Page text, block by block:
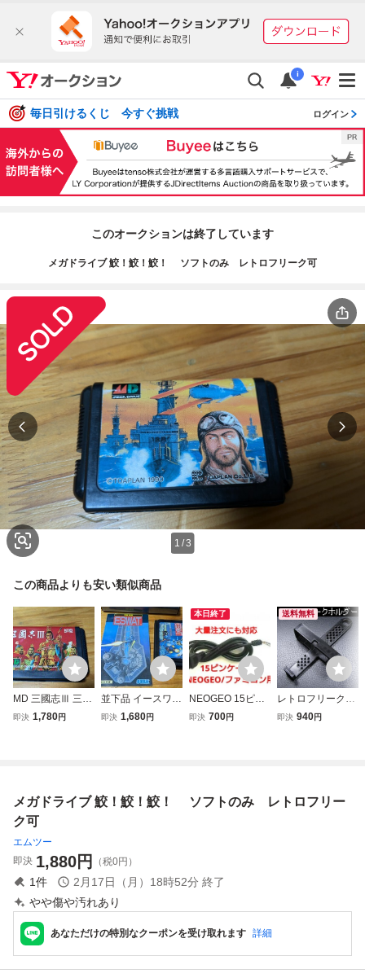
i
毎日引けるくじ 今すぐ挑戦 ログイン
このオークションは終了しています
メガドライブ 鮫！鮫！鮫！ ソフトのみ レトロフリーク可
1 /3
この商品よりも安い類似商品
MD 三國志Ⅲ 三国
志3 ソフトのみ
即決 1,780円
並下品 イースワッ
ト ESWAT 箱無
即決 1,680円
本日終了
NEOGEO 15ピン
パッド用コネクタ
オ対応 15pin オス
即決 700円
送料無料
レトロフリークホ
ルダー(黒)
即決 940円
メガドライブ 鮫！鮫！鮫！ ソフトのみ レトロフリー
ク可
エムツー
即決 1,880円 （税0円）
1件 2月17日（月）18時52分 終了
やや傷や汚れあり
あなただけの特別なクーポンを受け取れます 詳細